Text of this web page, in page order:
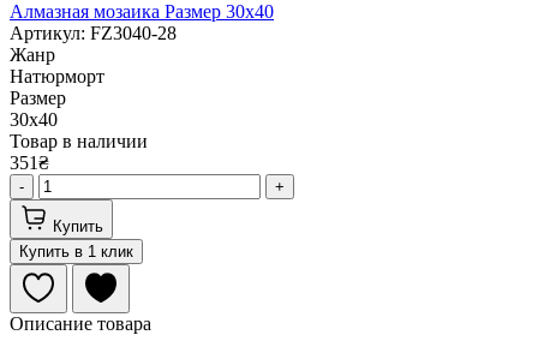
Алмазная мозаика Размер 30x40
Артикул: FZ3040-28
Жанр
Натюрморт
Размер
30х40
Товар в наличии
351₴
- +
Купить
Купить в 1 клик
Описание товара